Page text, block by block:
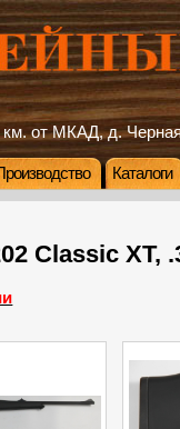
от МКАД, д.
Каталоги
Classic XT,